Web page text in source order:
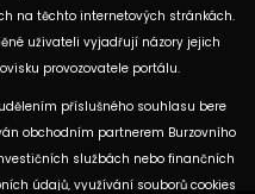
na těchto internetových stránkách.
uživateli vyjadřují názory jejich
provozovatele portálu.
příslušného souhlasu bere
obchodním partnerem Burzovního
službách nebo finančních
údajů, využívání souborů cookies